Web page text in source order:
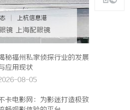
上杭信息港
镜 上海配眼镜
秘福州私家侦探行业的发展
应用现状
08-05
卡电影网：为影迷打造极致